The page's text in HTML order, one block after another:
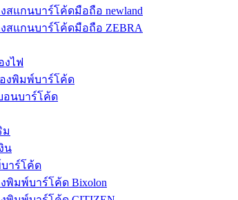
งสแกนบาร์โค้ดมือถือ newland
งสแกนบาร์โค้ดมือถือ ZEBRA
งไฟ
งพิมพ์บาร์โค้ด
อนบาร์โค้ด
ม
น
าร์โค้ด
งพิมพ์บาร์โค้ด Bixolon